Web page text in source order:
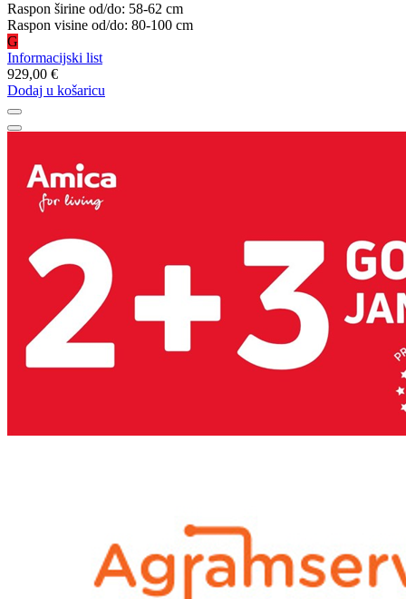
Raspon širine od/do: 58-62 cm
Raspon visine od/do: 80-100 cm
G
Informacijski list
929,00 €
Dodaj u košaricu